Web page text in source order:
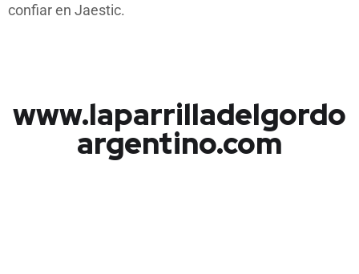
confiar en Jaestic.
www.laparrilladelgordo
argentino.com